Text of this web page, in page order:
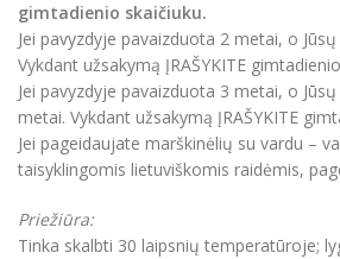
gimtadienio skaičiuku.
Jei pavyzdyje pavaizduota 2 metai, o
Vykdant užsakymą ĮRAŠYKITE
Jei pavyzdyje pavaizduota 3 metai, o
metai. Vykdant užsakymą ĮRAŠYKITE
Jei pageidaujate marškinėlių su vardu –
taisyklingomis lietuviškomis raidėmis,
Priežiūra:
Tinka skalbti 30 laipsnių temperatūroje;